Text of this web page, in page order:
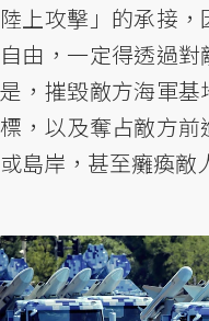
陸上攻擊」的承接
自由，一定得透過
是，摧毀敵方海軍
標，以及奪占敵方
或島岸，甚至癱瘓敵